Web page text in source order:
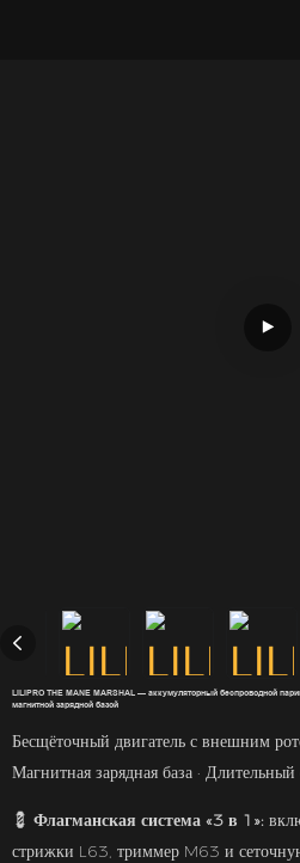
LILIPRO THE MANE MARSHAL — аккумуляторный беспроводной
магнитной зарядной базой
Бесщёточный двигатель с внешним
Магнитная зарядная база ·
💈 Флагманская система «3 в 1»:
стрижки L63, триммер M63 и